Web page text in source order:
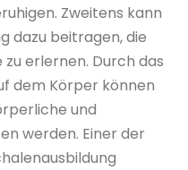
Zweitens kann
dazu beitragen, die
erlernen. Durch das
dem Körper können
und
werden. Einer der